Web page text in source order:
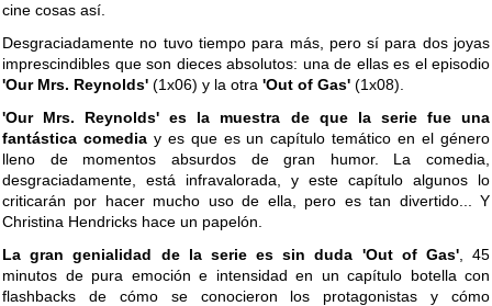
cine cosas así.
Desgraciadamente no tuvo tiempo para más, pero sí para dos joyas
imprescindibles que son dieces absolutos: una de ellas es el episodio
'Our Mrs. Reynolds' (1x06) y la otra 'Out of Gas' (1x08).
'Our Mrs. Reynolds' es la muestra de que la serie fue una
fantástica comediay es que es un capítulo temático en el género
lleno de momentos absurdos de gran humor. La comedia,
desgraciadamente, está infravalorada, y este capítulo algunos lo
criticarán por hacer mucho uso de ella, pero es tan divertido... Y
Christina Hendricks hace un papelón.
La gran genialidad de la serie es sin duda 'Out of Gas', 45
minutos de pura emoción e intensidad en un capítulo botella con
flashbacks de cómo se conocieron los protagonistas y cómo